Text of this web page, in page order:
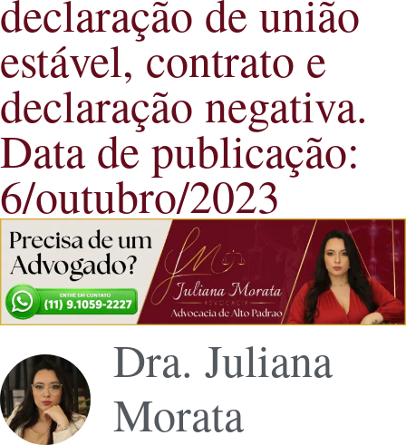
declaração de união
estável, contrato e
declaração negativa.
Data de publicação:
6/outubro/2023
Dra. Juliana
Morata